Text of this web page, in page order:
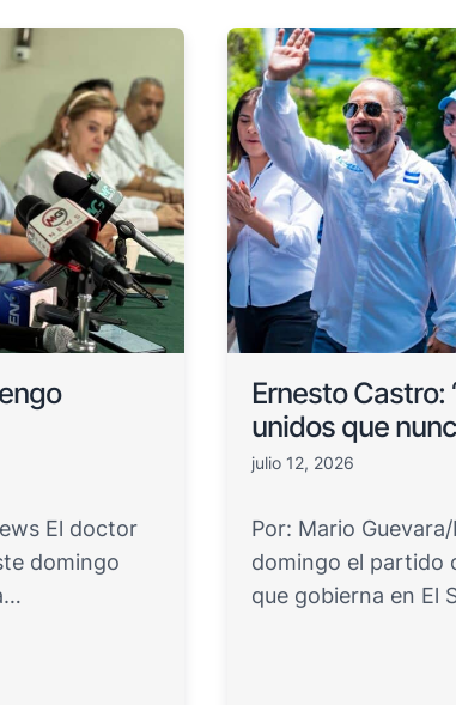
El doctor
domingo
Ernesto Castro:
unidos que
julio 12, 2026
Por: Mario
domingo el partido
que gobierna en El